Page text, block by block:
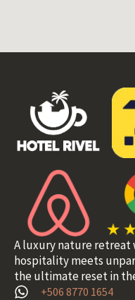
A luxury nature retreat
hospitality meets
the ultimate reset in
+506 8770 1654